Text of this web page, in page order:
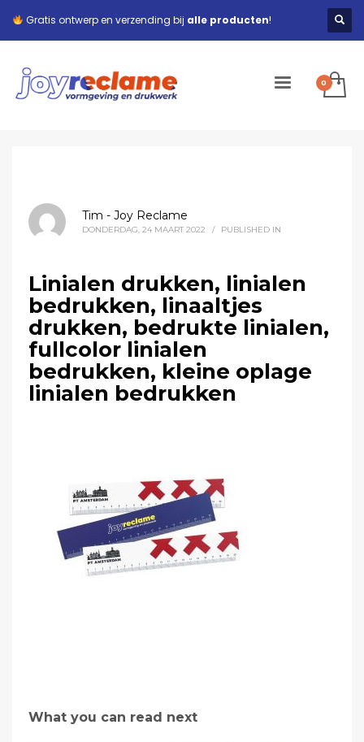
Gratis ontwerp en verzending bij alle producten!
Tim - Joy Reclame
DONDERDAG, 24 MAART 2022 / PUBLISHED IN
Linialen drukken, linialen
bedrukken, linaaltjes
drukken, bedrukte linialen,
fullcolor linialen
bedrukken, kleine oplage
linialen bedrukken
What you can read next